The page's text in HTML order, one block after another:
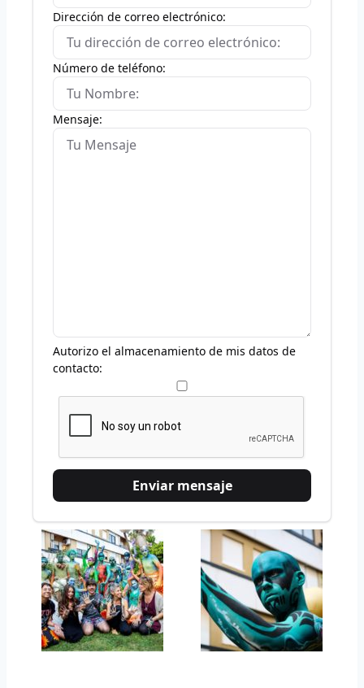
Dirección de correo electrónico:
Número de teléfono:
Mensaje:
Autorizo el almacenamiento de mis datos de
contacto: